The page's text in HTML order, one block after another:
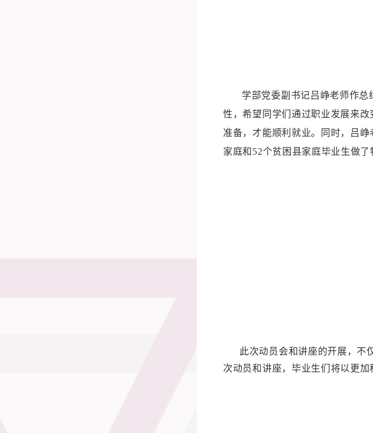
学部党委副书记吕峥老师作
性，希望同学们通过职业发展来
准备，才能顺利就业。同时，吕
家庭和52个贫困县家庭毕业生做
此次动员会和讲座的开展，不
次动员和讲座，毕业生们将以更